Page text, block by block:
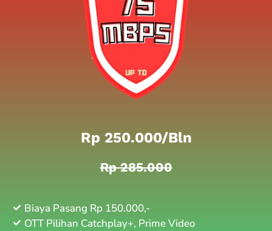
Rp 250.000/bln
Rp 285.000
Biaya Pasang Rp 150.000,-
OTT Pilihan Catchplay+, Prime Video